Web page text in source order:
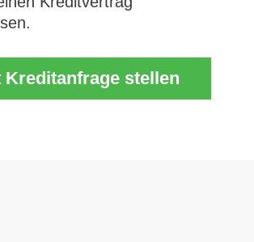
Kreditanfrage stellen